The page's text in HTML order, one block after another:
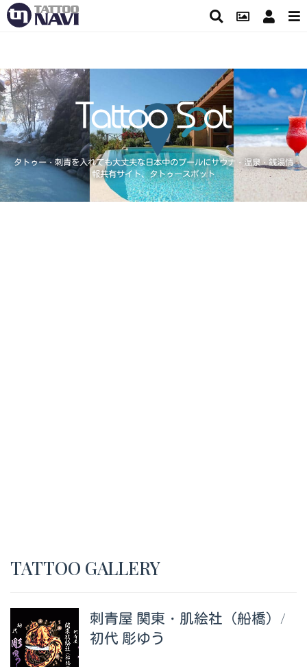
タトゥー・刺青を入れても大丈夫な日本中のプールにサウナ・温泉・銭湯情
報共有サイト、タトゥースポット
TATTOO GALLERY
刺青屋 関東・肌絵社（船橋）/
初代 彫ゆう